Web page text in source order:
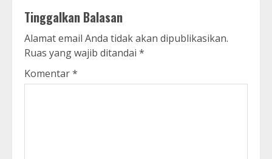
Tinggalkan Balasan
Alamat email Anda tidak akan dipublikasikan.
Ruas yang wajib ditandai *
Komentar*